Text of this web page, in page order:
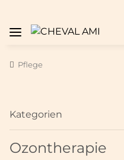
Pflege
Ozontherapie
Kategorien